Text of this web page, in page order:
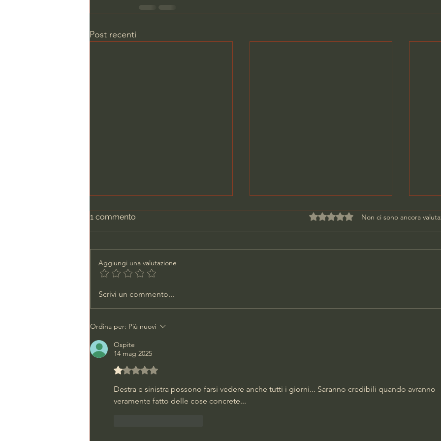
Post recenti
LARGO GIULIO CESARE
1 commento Valutazione 0 stelle su 5.
Non ci sono ancora
Aggiungi una valutazione
Scrivi un commento...
Ordina per: Più nuovi
Ospite
14 mag 2025
Valutazione 1 stella su 5.
Destra e sinistra possono farsi vedere anche tutti i giorni... Saranno credibili quando avranno
veramente fatto delle cose concrete...